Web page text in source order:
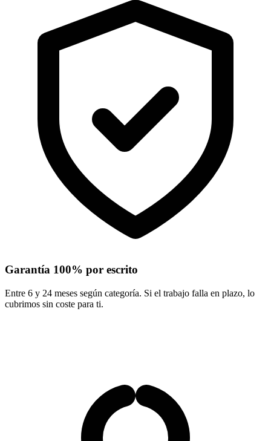
Garantía 100% por escrito
Entre 6 y 24 meses según categoría. Si el trabajo falla en plazo, lo
cubrimos sin coste para ti.